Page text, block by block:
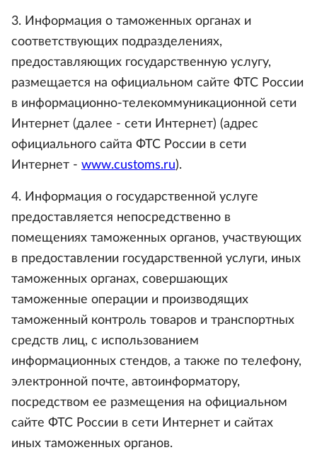
3. Информация о таможенных органах и
соответствующих подразделениях,
предоставляющих государственную услугу,
размещается на официальном сайте ФТС России
в информационно-телекоммуникационной сети
Интернет (далее - сети Интернет) (адрес
официального сайта ФТС России в сети
Интернет - www.customs.ru).
4. Информация о государственной услуге
предоставляется непосредственно в
помещениях таможенных органов, участвующих
в предоставлении государственной услуги, иных
таможенных органах, совершающих
таможенные операции и производящих
таможенный контроль товаров и транспортных
средств лиц, с использованием
информационных стендов, а также по телефону,
электронной почте, автоинформатору,
посредством ее размещения на официальном
сайте ФТС России в сети Интернет и сайтах
иных таможенных органов.